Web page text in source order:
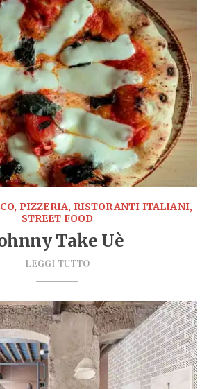
PIZZERIA, RISTORANTI ITALIANI,
STREET FOOD
Take Uè
LEGGI TUTTO